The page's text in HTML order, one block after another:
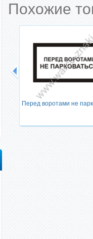
Похожие
Перед воротами не